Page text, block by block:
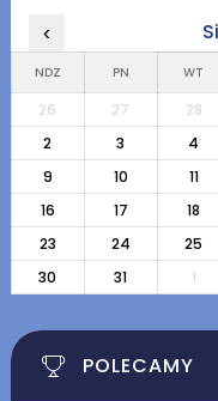
‹
NDZ PN WT
26 27 28
2
3 4
9
10 11
16
17 18
23
24 25
30
31 1
POLECAMY